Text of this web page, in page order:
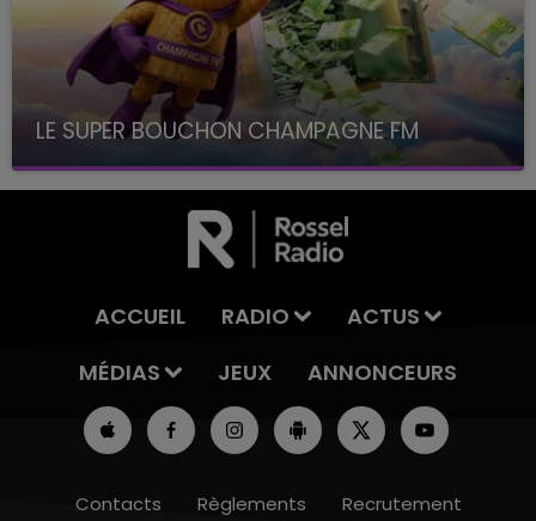
LE SUPER BOUCHON CHAMPAGNE FM
avec La Famille Champagne FM, à 8H10
ACCUEIL RADIO
ACTUS
MÉDIAS
JEUX ANNONCEURS
Contacts Règlements
Recrutement